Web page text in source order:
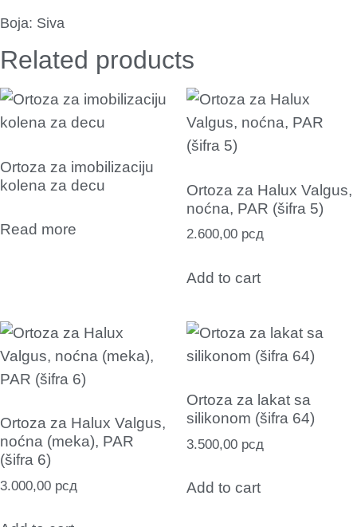
Boja: Siva
Related products
Ortoza za imobilizaciju
kolena za decu
Read more
Ortoza za Halux Valgus,
noćna, PAR (šifra 5)
2.600,00 рсд
Add to cart
Ortoza za Halux Valgus,
noćna (meka), PAR
(šifra 6)
3.000,00 рсд
Ortoza za lakat sa
silikonom (šifra 64)
3.500,00 рсд
Add to cart